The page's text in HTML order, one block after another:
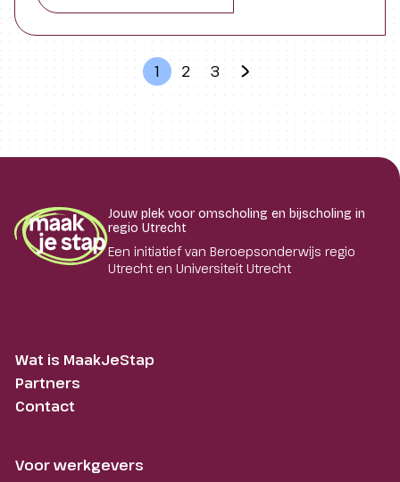
1 2 3
Jouw plek voor omscholing en bijscholing in
regio Utrecht
Een initiatief van Beroepsonderwijs regio
Utrecht en Universiteit Utrecht
Wat is MaakJeStap
Partners
Contact
Voor werkgevers